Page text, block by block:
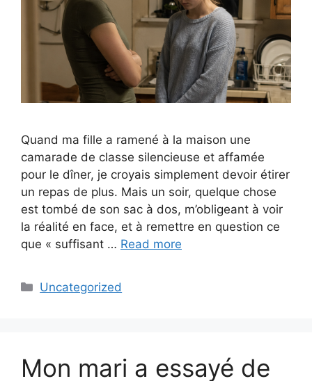
Quand ma fille a ramené à la maison une
camarade de classe silencieuse et affamée
pour le dîner, je croyais simplement devoir étirer
un repas de plus. Mais un soir, quelque chose
est tombé de son sac à dos, m’obligeant à voir
la réalité en face, et à remettre en question ce
que « suffisant … Read more
Categories
Uncategorized
Mon mari a essayé de